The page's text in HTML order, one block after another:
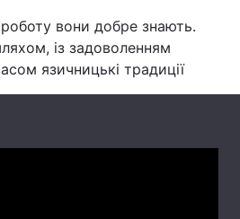
роботу вони добре знають.
із задоволенням
язичницькі традиції